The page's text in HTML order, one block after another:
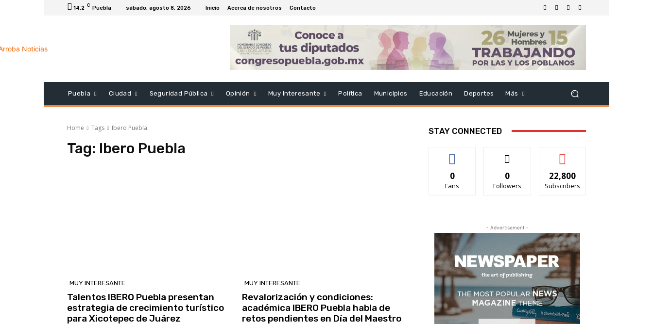
14.2 C Puebla sábado, agosto 8, 2026 Inicio Acerca de nosotros Contacto
Puebla Ciudad Seguridad Pública Opinión Muy Interesante Política Municipios Educación Deportes Más
Home Tags Ibero Puebla
Tag: Ibero Puebla
MUY INTERESANTE
Talentos IBERO Puebla presentan
estrategia de crecimiento turístico
para Xicotepec de Juárez
MUY INTERESANTE
Revalorización y condiciones:
académica IBERO Puebla habla de
retos pendientes en Día del Maestro
STAY CONNECTED
0
Fans
0
Followers
22,800
Subscribers
- Advertisement -